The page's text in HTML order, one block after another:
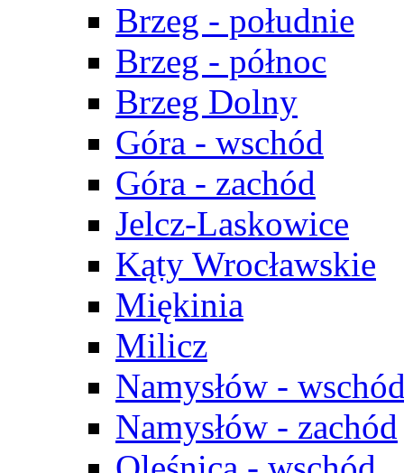
Brzeg - południe
Brzeg - północ
Brzeg Dolny
Góra - wschód
Góra - zachód
Jelcz-Laskowice
Kąty Wrocławskie
Miękinia
Milicz
Namysłów -
Namysłów - zachód